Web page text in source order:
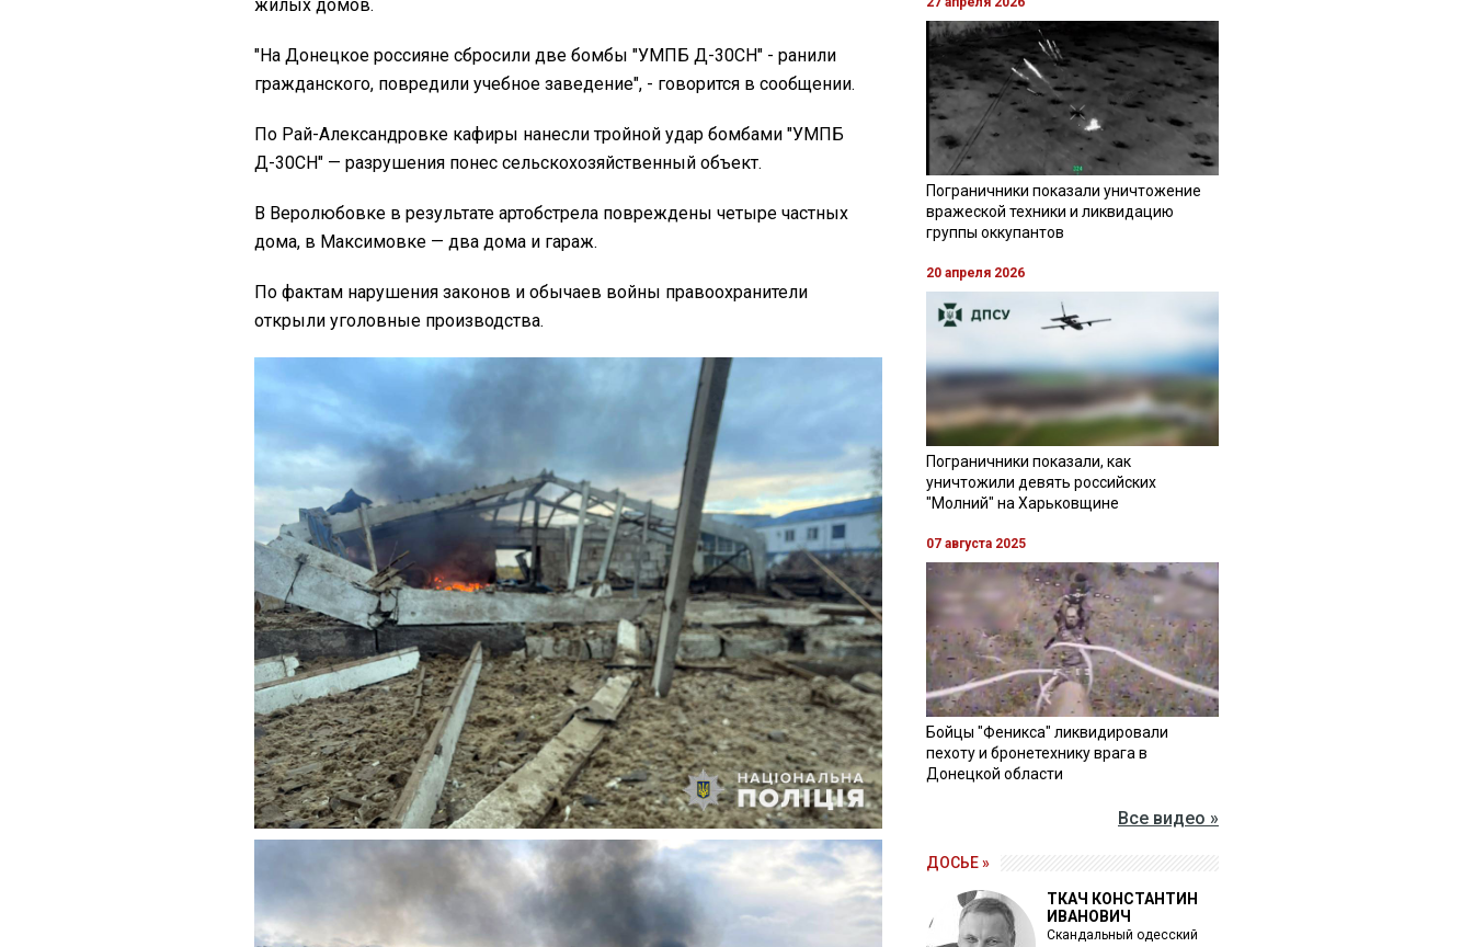
жилых домов.
"На Донецкое россияне сбросили две бомбы "УМПБ Д-30СН" - ранили
гражданского, повредили учебное заведение", - говорится в сообщении.
По Рай-Александровке кафиры нанесли тройной удар бомбами "УМПБ
Д-30СН" — разрушения понес сельскохозяйственный объект.
В Веролюбовке в результате артобстрела повреждены четыре частных
дома, в Максимовке — два дома и гараж.
По фактам нарушения законов и обычаев войны правоохранители
открыли уголовные производства.
Пограничники показали уничтожение
вражеской техники и ликвидацию
группы оккупантов
20 апреля 2026
Пограничники показали, как
уничтожили девять российских
"Молний" на Харьковщине
07 августа 2025
Бойцы "Феникса" ликвидировали
пехоту и бронетехнику врага в
Донецкой области
Все видео »
ДОСЬЕ »
ТКАЧ КОНСТАНТИН
ИВАНОВИЧ
Скандальный одесский